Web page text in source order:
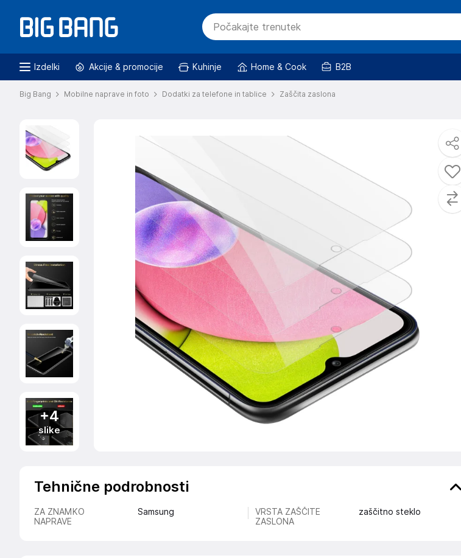
Izdelki Akcije & promocije Kuhinje Home & Cook B2B
Big Bang Mobilne naprave in foto Dodatki za telefone in tablice Zaščita zaslona
+4
slike
Tehnične podrobnosti
ZA ZNAMKO
NAPRAVE
Samsung
VRSTA ZAŠČITE
ZASLONA
zaščitno steklo